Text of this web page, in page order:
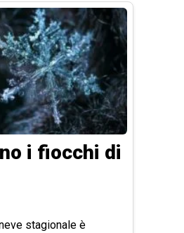
i fiocchi di
stagionale è